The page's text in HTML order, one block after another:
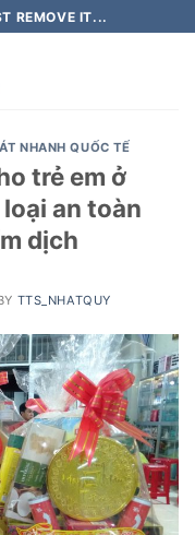
REMOVE IT...
NHANH QUỐC TẾ
trẻ em ở
an toàn
dịch
TTS_NHATQUY